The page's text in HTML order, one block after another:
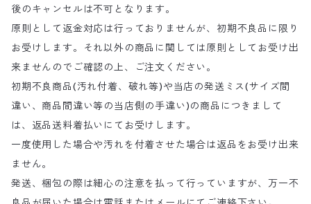
後のキャンセルは不可となります。
原則として返金対応は行っておりませんが、初期不良品に限り
お受けします。それ以外の商品に関しては原則としてお受け出
来ませんのでご確認の上、ご注文ください。
初期不良商品(汚れ付着、破れ等)や当店の発送ミス(サイズ間
違い、商品間違い等の当店側の手違い)の商品につきまして
は、返品送料着払いにてお受けします。
一度使用した場合や汚れを付着させた場合は返品をお受け出来
ません。
発送、梱包の際は細心の注意を払って行っていますが、万一不